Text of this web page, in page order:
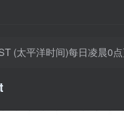
(太平洋时间)每日凌晨0